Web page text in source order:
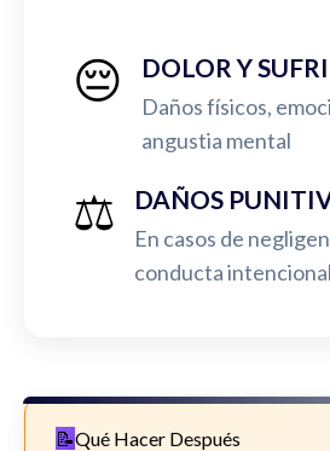
😔 DOLOR Y
Daños físicos,
angustia mental
⚖️ DAÑOS
En casos de
conducta intencional
Qué Hacer Después